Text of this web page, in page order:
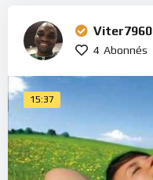
Viter7960
4 Abonnés
15:37